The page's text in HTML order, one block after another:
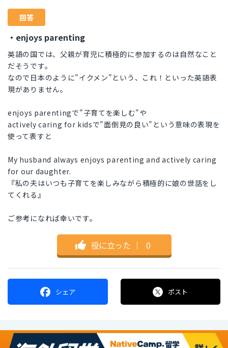
回答
・enjoys parenting
英語の国では、父親が育児に積極的に参加するのは自然なこと
だそうです。
なので日本のように"イクメン"という、これ！といった英語表
現がありません。
enjoys parentingで"子育てを楽しむ"や
actively caring for kidsで"面倒見の良い"という意味の表現を
使って表すと
My husband always enjoys parenting and actively caring
for our daughter.
『私の夫はいつも子育てを楽しみながら積極的に娘の世話をし
てくれる』
ご参考になれば幸いです。
役に立った ｜ 0
シェア ポスト